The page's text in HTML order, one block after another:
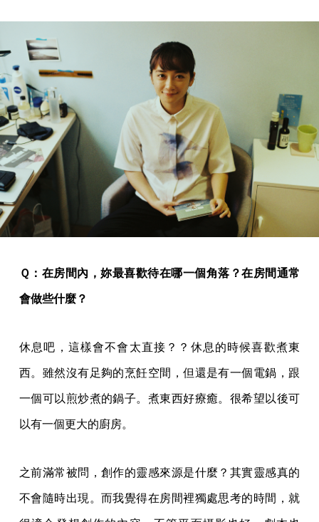
Ｑ：在房間內，妳最喜歡待在哪一個角落？在房間通常
會做些什麼？
休息吧，這樣會不會太直接？？休息的時候喜歡煮東
西。雖然沒有足夠的烹飪空間，但還是有一個電鍋，跟
一個可以煎炒煮的鍋子。煮東西好療癒。很希望以後可
以有一個更大的廚房。
之前滿常被問，創作的靈感來源是什麼？其實靈感真的
不會隨時出現。而我覺得在房間裡獨處思考的時間，就